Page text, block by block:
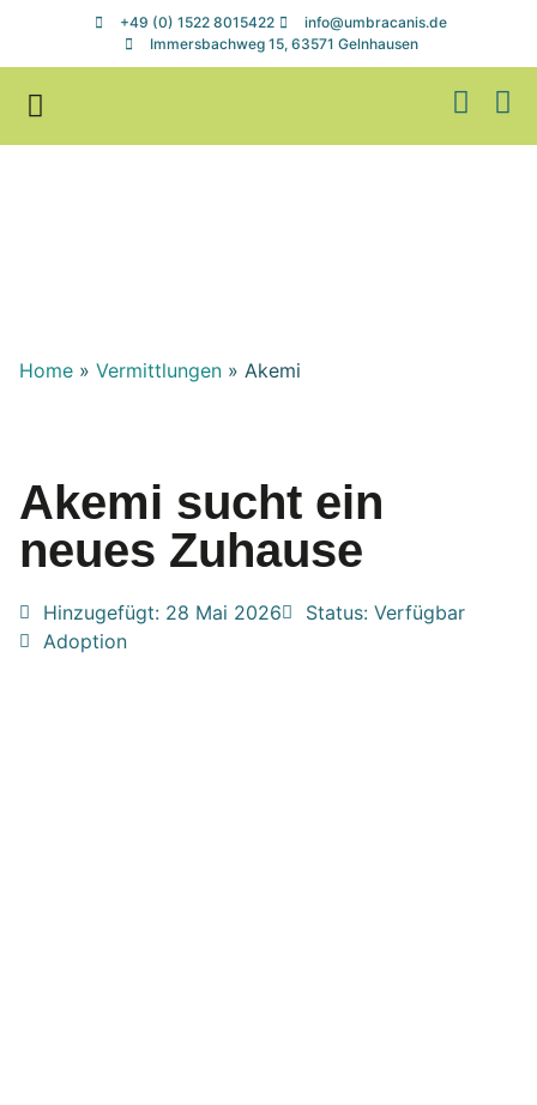
+49 (0) 1522 8015422
info@umbracanis.de
Immersbachweg 15, 63571 Gelnhausen
Home » Vermittlungen » Akemi
Akemi sucht ein
neues Zuhause
Hinzugefügt: 28 Mai 2026
Status: Verfügbar
Adoption